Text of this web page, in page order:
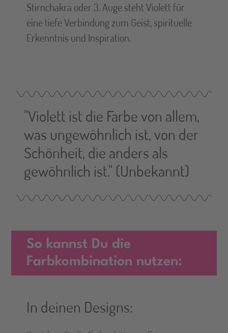
Stirnchakra oder 3. Auge steht Violett für
eine tiefe Verbindung zum Geist, spirituelle
Erkenntnis und Inspiration.
"Violett ist die Farbe von allem,
was ungewöhnlich ist, von der
Schönheit, die anders als
gewöhnlich ist." (Unbekannt)
So kannst Du die
Farbkombination nutzen:
In deinen Designs: